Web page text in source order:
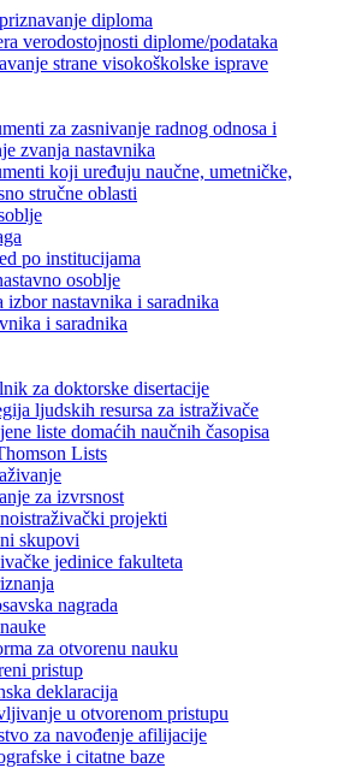
diploma
verodostojnosti diplome/podataka
strane visokoškolske isprave
za zasnivanje radnog odnosa i
zvanja nastavnika
koji uređuju naučne, umetničke,
stručne oblasti
po institucijama
osoblje
izbor nastavnika i saradnika
i saradnika
za doktorske disertacije
ljudskih resursa za istraživače
liste domaćih naučnih časopisa
Lists
za izvrsnost
projekti
skupovi
jedinice fakulteta
nagrada
za otvorenu nauku
pristup
deklaracija
u otvorenom pristupu
za navođenje afilijacije
i citatne baze